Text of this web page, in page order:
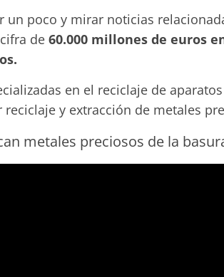
un poco y mirar noticias
de 60.000 millones de euros
en el reciclaje de
y extracción de metales
metales preciosos de la